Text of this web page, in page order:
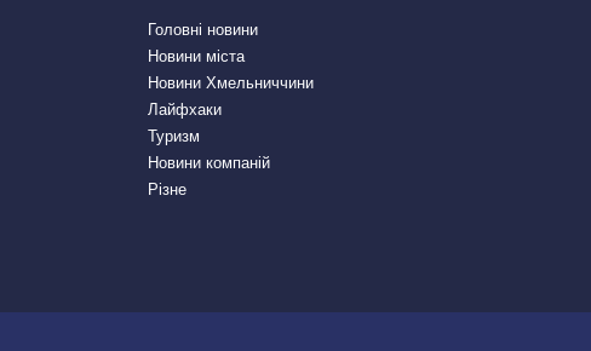
Головні новини
Новини міста
Новини Хмельниччини
Лайфхаки
Туризм
Новини компаній
Різне